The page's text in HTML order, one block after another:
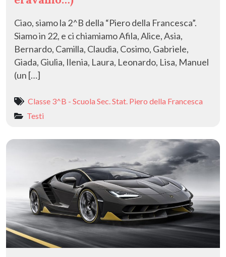
Ciao, siamo la 2^B della “Piero della Francesca”.
Siamo in 22, e ci chiamiamo Afila, Alice, Asia,
Bernardo, Camilla, Claudia, Cosimo, Gabriele,
Giada, Giulia, Ilenia, Laura, Leonardo, Lisa, Manuel
(un […]
Classe 3^B - Scuola Sec. Stat. Piero della Francesca
Testi